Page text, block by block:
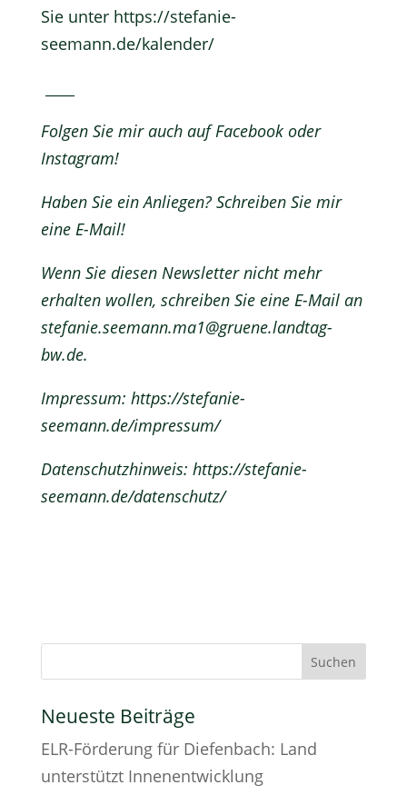
Sie unter https://stefanie-
seemann.de/kalender/
Folgen Sie mir auch aufFacebookoder
Instagram!
Haben Sie ein Anliegen? Schreiben Sie mir
eine E-Mail!
Wenn Sie diesen Newsletter nicht mehr
erhalten wollen, schreiben Sie eine E-Mail an
stefanie.seemann.ma1@gruene.landtag-
bw.de.
Impressum: https://stefanie-
seemann.de/impressum/
Datenschutzhinweis: https://stefanie-
seemann.de/datenschutz/
Neueste Beiträge
ELR-Förderung für Diefenbach: Land
unterstützt Innenentwicklung